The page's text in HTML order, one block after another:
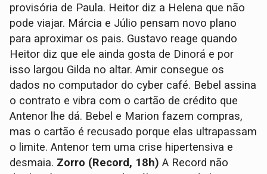
provisória de Paula. Heitor diz a Helena que não
pode viajar. Márcia e Júlio pensam novo plano
para aproximar os pais. Gustavo reage quando
Heitor diz que ele ainda gosta de Dinorá e por
isso largou Gilda no altar. Amir consegue os
dados no computador do cyber café. Bebel assina
o contrato e vibra com o cartão de crédito que
Antenor lhe dá. Bebel e Marion fazem compras,
mas o cartão é recusado porque elas ultrapassam
o limite. Antenor tem uma crise hipertensiva e
desmaia. Zorro (Record, 18h)A Record não